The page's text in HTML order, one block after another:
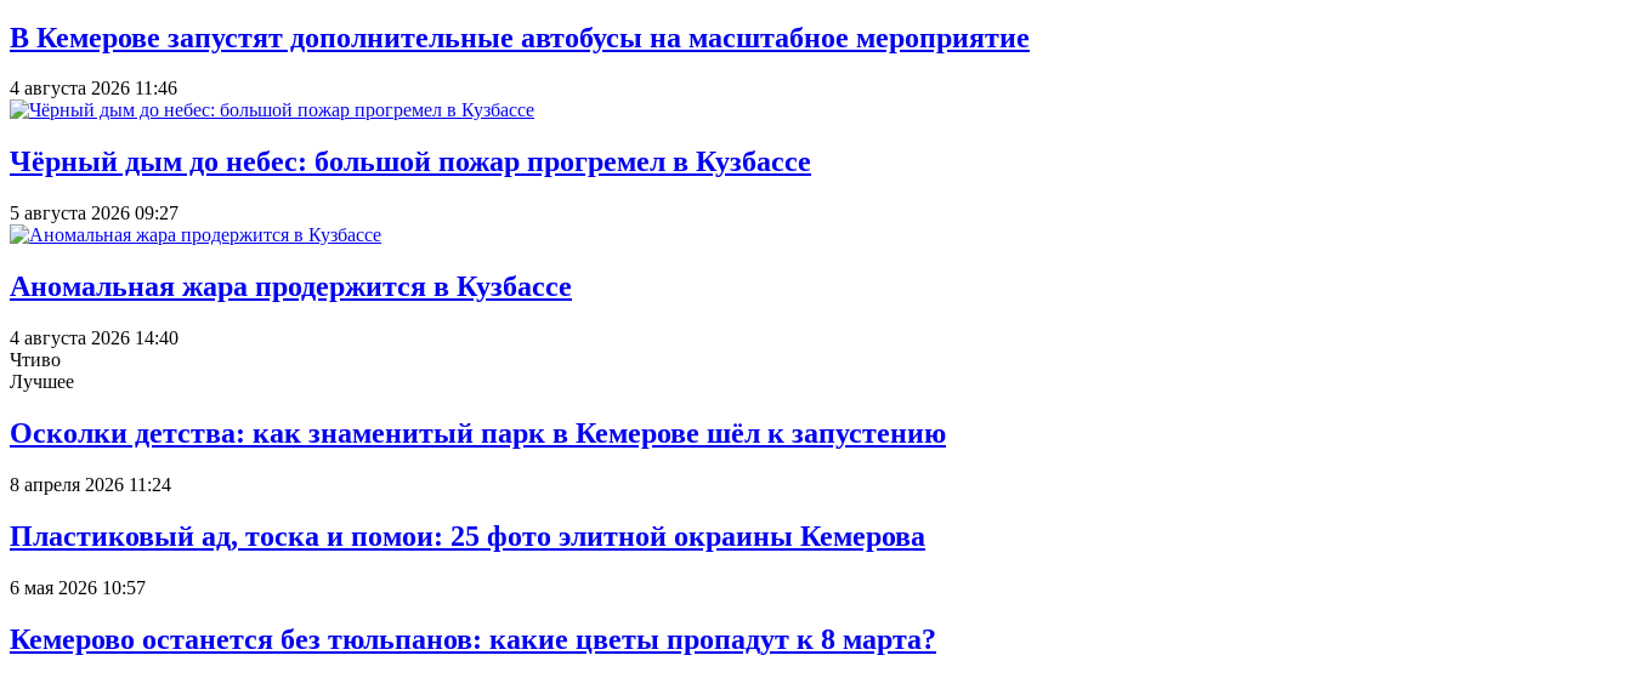
В Кемерове запустят дополнительные автобусы на масштабное мероприятие
4 августа 2026 11:46
Чёрный дым до небес: большой пожар прогремел в Кузбассе
5 августа 2026 09:27
Аномальная жара продержится в Кузбассе
4 августа 2026 14:40
Чтиво
Лучшее
Осколки детства: как знаменитый парк в Кемерове шёл к запустению
8 апреля 2026 11:24
Пластиковый ад, тоска и помои: 25 фото элитной окраины Кемерова
6 мая 2026 10:57
Кемерово останется без тюльпанов: какие цветы пропадут к 8 марта?